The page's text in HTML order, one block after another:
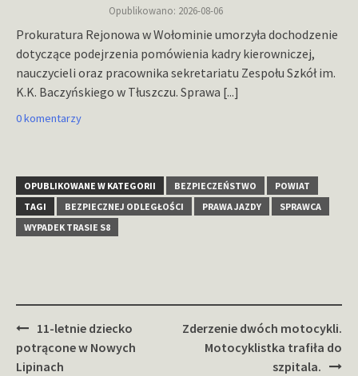
Opublikowano: 2026-08-06
Prokuratura Rejonowa w Wołominie umorzyła dochodzenie
dotyczące podejrzenia pomówienia kadry kierowniczej,
nauczycieli oraz pracownika sekretariatu Zespołu Szkół im.
K.K. Baczyńskiego w Tłuszczu. Sprawa [...]
0 komentarzy
OPUBLIKOWANE W KATEGORII BEZPIECZEŃSTWO
POWIAT
TAGI
BEZPIECZNEJ ODLEGŁOŚCI PRAWA JAZDY
SPRAWCA
WYPADEK TRASIE S8
Zobacz
wpisy
11-letnie dziecko
potrącone w Nowych
Lipinach
Zderzenie dwóch motocykli.
Motocyklistka trafiła do
szpitala.